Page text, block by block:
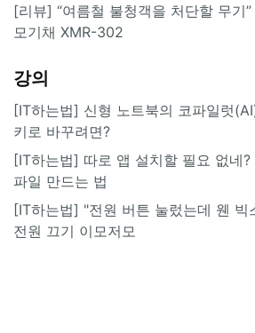
[리뷰] “여름철 불청객을 처단할 무기
모기채 XMR-302
강의
[IT하는법] 신형 노트북의 코파일럿
키로 바꾸려면?
[IT하는법] 따로 앱 설치할 필요 없네
파일 만드는 법
[IT하는법] "전원 버튼 눌렀는데 웬 빅
전원 끄기 이모저모